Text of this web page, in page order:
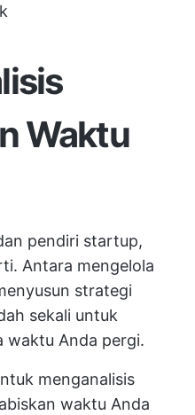
Waktu
pendiri startup,
Antara mengelola
strategi
sekali untuk
waktu Anda pergi.
menganalisis
waktu Anda